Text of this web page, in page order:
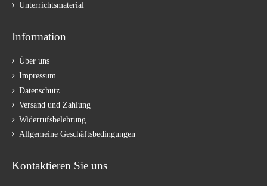
Unterrichtsmaterial
Information
Über uns
Impressum
Datenschutz
Versand und Zahlung
Widerrufsbelehrung
Allgemeine Geschäftsbedingungen
Kontaktieren Sie uns